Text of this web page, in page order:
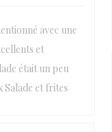
avec une
et
était un peu
Salade et frites